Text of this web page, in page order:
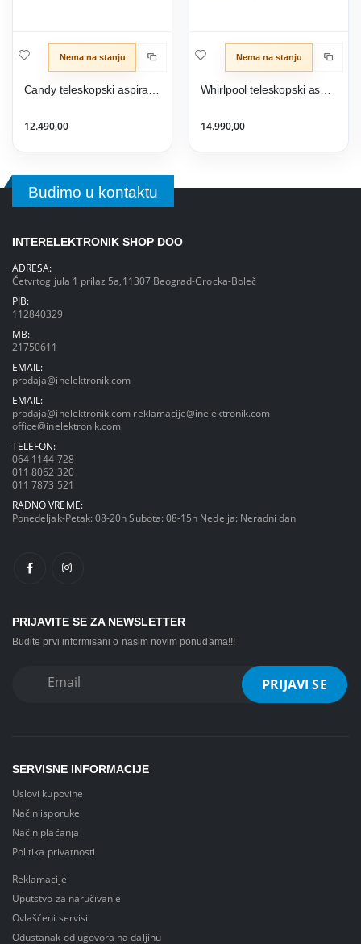
Nema na stanju
12.490,00
Nema na stanju
14.990,00
Budimo u kontaktu
INTERELEKTRONIK SHOP DOO
ADRESA:
Četvrtog jula 1 prilaz 5a,11307 Beograd-Grocka-Boleč
PIB:
112840329
MB:
21750611
EMAIL:
prodaja@inelektronik.com
EMAIL:
prodaja@inelektronik.com reklamacije@inelektronik.com
office@inelektronik.com
TELEFON:
064 1144 728
011 8062 320
011 7873 521
RADNO VREME:
Ponedeljak-Petak: 08-20h Subota: 08-15h Nedelja: Neradni dan
PRIJAVITE SE ZA NEWSLETTER
Budite prvi informisani o nasim novim ponudama!!!
SERVISNE INFORMACIJE
Uslovi kupovine
Način isporuke
Način plaćanja
Politika privatnosti
Reklamacije
Uputstvo za naručivanje
Ovlašćeni servisi
Odustanak od ugovora na daljinu